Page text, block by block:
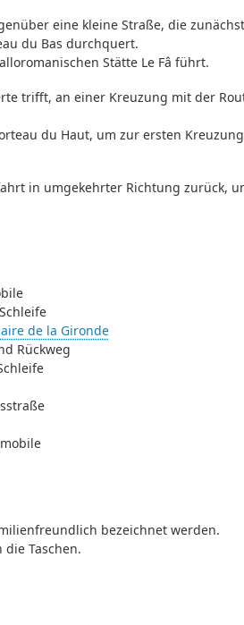
eine kleine Straße, die
du Bas durchquert.
Stätte Le Fâ führt.
trifft, an einer Kreuzung mit der
du Haut, um zur ersten
in umgekehrter Richtung zurück,
de la Gironde
Rückweg
bezeichnet werden.
Taschen.